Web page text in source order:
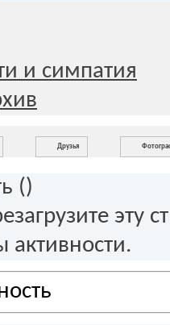
и симпатия
Друзья
()
эту
активности.